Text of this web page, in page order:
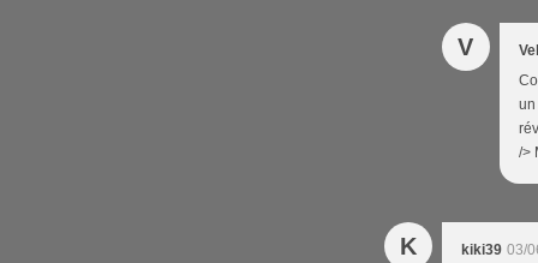
V
un
/>
K kiki39 03/